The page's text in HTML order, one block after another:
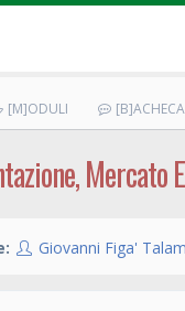
[M]ODULI [B]ACHECA
Mercato
Giovanni Figa'